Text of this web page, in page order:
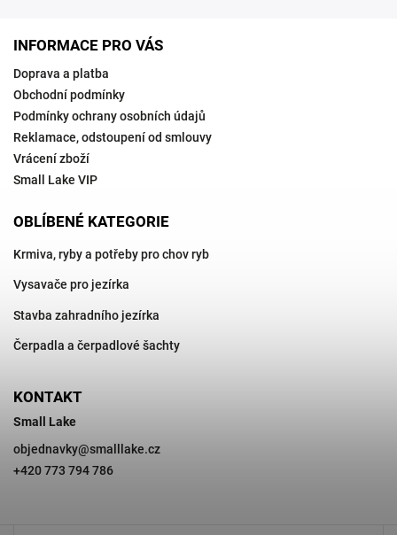
INFORMACE PRO VÁS
Doprava a platba
Obchodní podmínky
Podmínky ochrany osobních údajů
Reklamace, odstoupení od smlouvy
Vrácení zboží
Small Lake VIP
OBLÍBENÉ KATEGORIE
Krmiva, ryby a potřeby pro chov ryb
Vysavače pro jezírka
Stavba zahradního jezírka
Čerpadla a čerpadlové šachty
KONTAKT
Small Lake
objednavky@smalllake.cz
+420 773 794 786